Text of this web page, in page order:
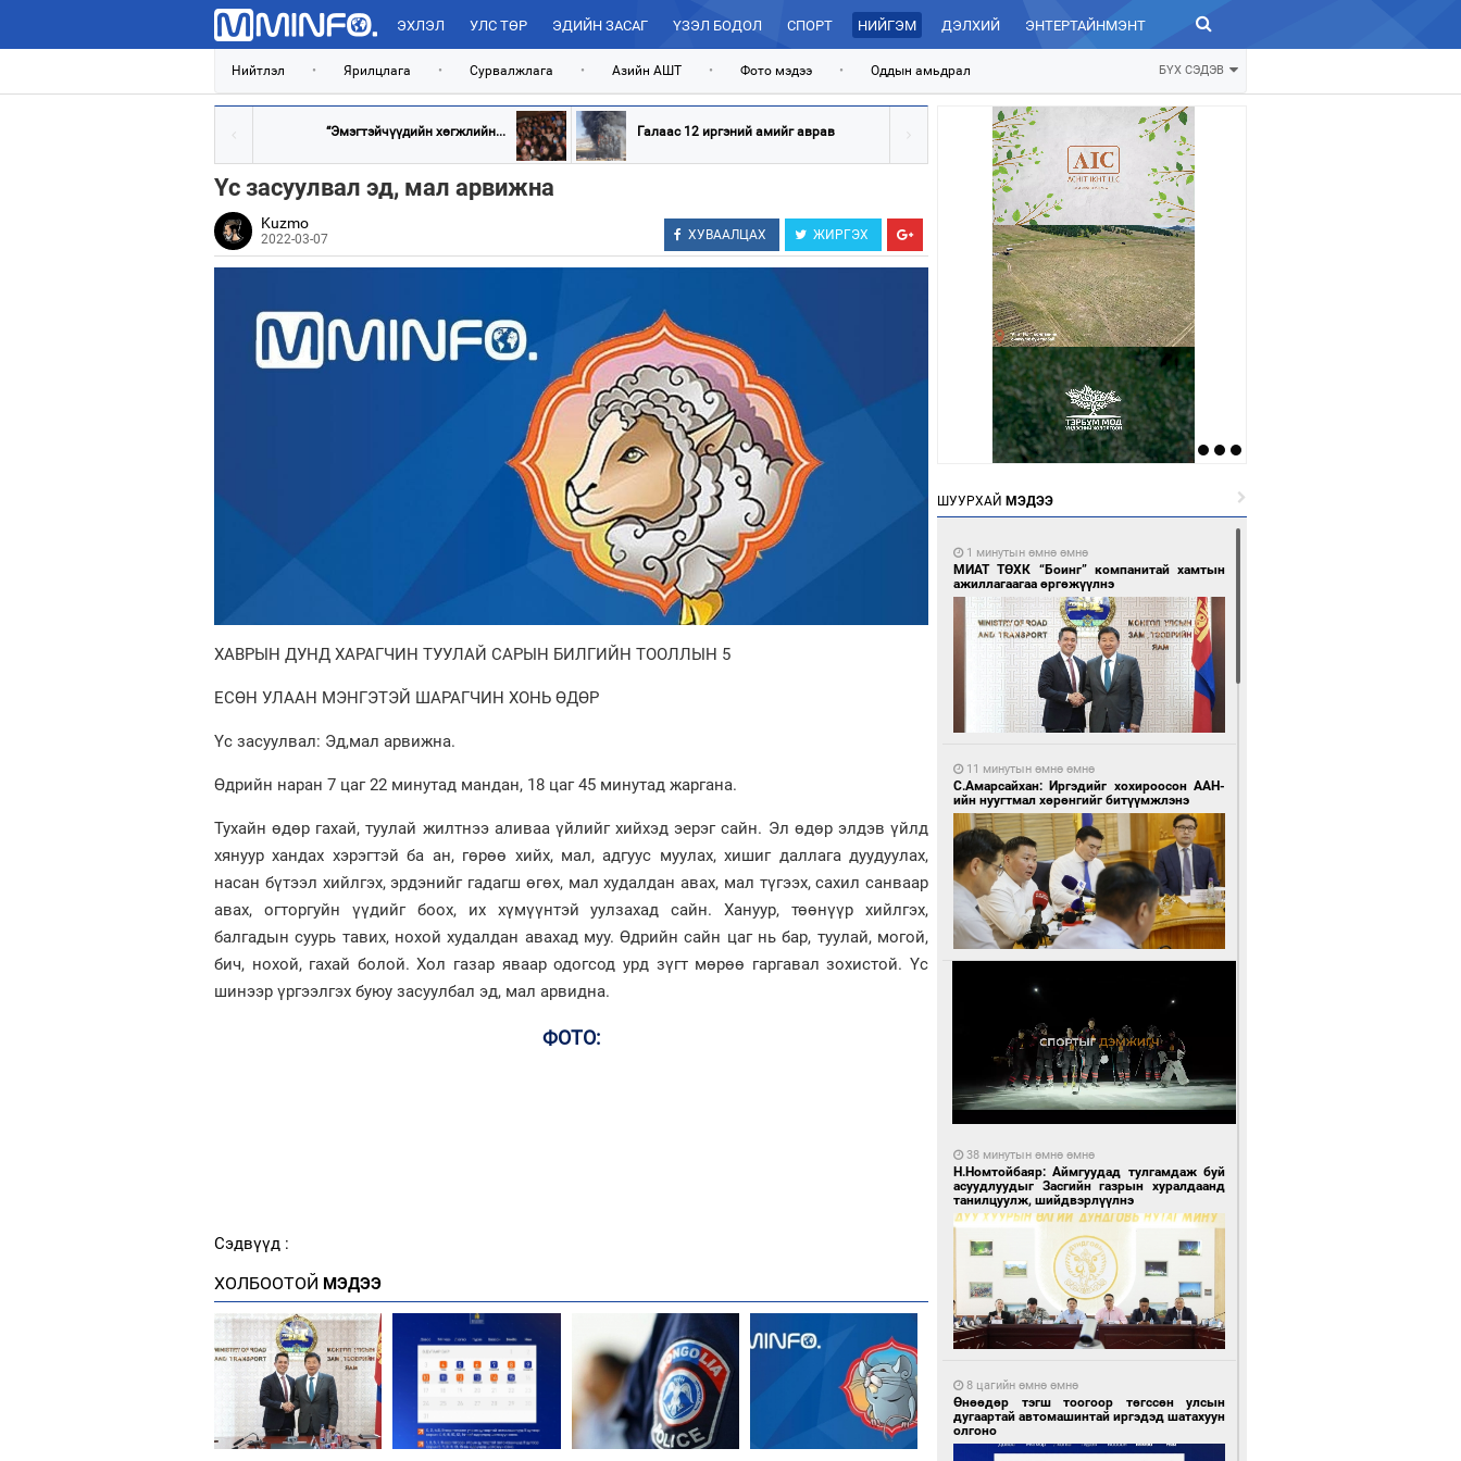
ЭХЛЭЛ УЛС ТӨР ЭДИЙН ЗАСАГ ҮЗЭЛ БОДОЛ СПОРТ НИЙГЭМ ДЭЛХИЙ ЭНТЕРТАЙНМЭНТ ЗУРХАЙ
Нийтлэл • Ярилцлага • Сурвалжлага • Азийн АШТ • Фото мэдээ • Оддын амьдрал БҮХ СЭДЭВ
“Эмэгтэйчүүдийн хөгжлийн... Галаас 12 иргэний амийг аврав
Үс засуулвал эд, мал арвижна
Kuzmo
2022-03-07 ХУВААЛЦАХ ЖИРГЭХ
ХАВРЫН ДУНД ХАРАГЧИН ТУУЛАЙ САРЫН БИЛГИЙН ТООЛЛЫН 5
ЕСӨН УЛААН МЭНГЭТЭЙ ШАРАГЧИН ХОНЬ ӨДӨР
Үс засуулвал: Эд,мал арвижна.
Өдрийн наран 7 цаг 22 минутад мандан, 18 цаг 45 минутад жаргана.
Тухайн өдөр гахай, туулай жилтнээ аливаа үйлийг хийхэд эерэг сайн. Эл өдөр элдэв үйлд
хянуур хандах хэрэгтэй ба ан, гөрөө хийх, мал, адгуус муулах, хишиг даллага дуудуулах,
насан бүтээл хийлгэх, эрдэнийг гадагш өгөх, мал худалдан авах, мал түгээх, сахил санваар
авах, огторгуйн үүдийг боох, их хүмүүнтэй уулзахад сайн. Хануур, төөнүүр хийлгэх,
балгадын суурь тавих, нохой худалдан авахад муу. Өдрийн сайн цаг нь бар, туулай, могой,
бич, нохой, гахай болой. Хол газар яваар одогсод урд зүгт мөрөө гаргавал зохистой. Үс
шинээр үргээлгэх буюу засуулбал эд, мал арвидна.
ФОТО:
Сэдвүүд :
ХОЛБООТОЙ МЭДЭЭ
ШУУРХАЙ МЭДЭЭ
1 минутын өмнө өмнө
МИАТ ТӨХК “Боинг” компанитай хамтын
ажиллагаагаа өргөжүүлнэ
11 минутын өмнө өмнө
С.Амарсайхан: Иргэдийг хохироосон ААН-
ийн нуугтмал хөрөнгийг битүүмжлэнэ
38 минутын өмнө өмнө
Н.Номтойбаяр: Аймгуудад тулгамдаж буй
асуудлуудыг Засгийн газрын хуралдаанд
танилцуулж, шийдвэрлүүлнэ
8 цагийн өмнө өмнө
Өнөөдөр тэгш тоогоор төгссөн улсын
дугаартай автомашинтай иргэдэд шатахуун
олгоно